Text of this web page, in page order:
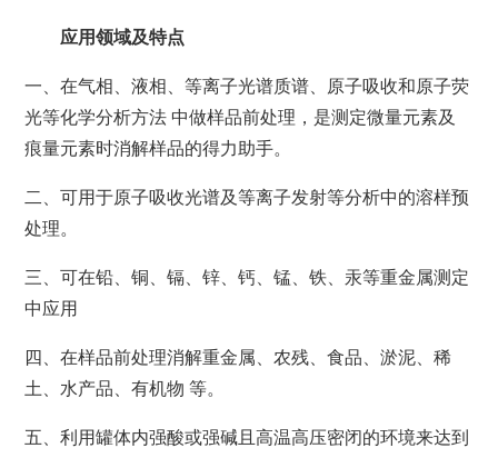
应用领域及特点
一、在气相、液相、等离子光谱质谱、原子吸收和原子荧
光等化学分析方法 中做样品前处理，是测定微量元素及
痕量元素时消解样品的得力助手。
二、可用于原子吸收光谱及等离子发射等分析中的溶样预
处理。
三、可在铅、铜、镉、锌、钙、锰、铁、汞等重金属测定
中应用
四、在样品前处理消解重金属、农残、食品、淤泥、稀
土、水产品、有机物 等。
五、利用罐体内强酸或强碱且高温高压密闭的环境来达到